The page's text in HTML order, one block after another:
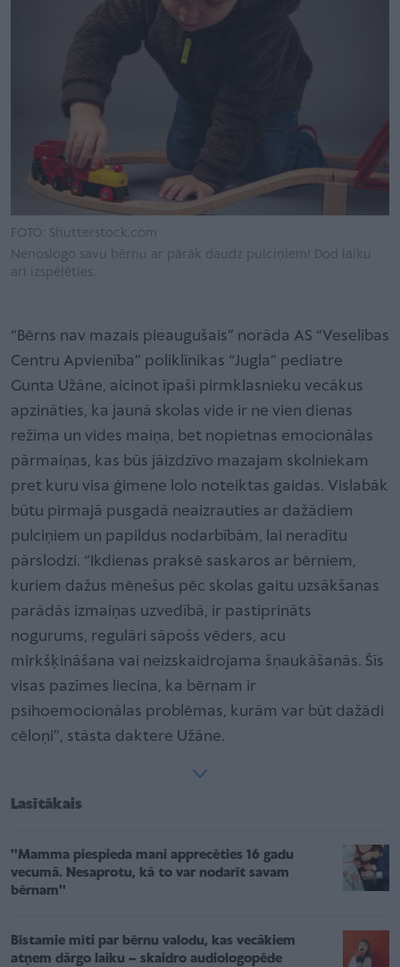
FOTO: Shutterstock.com
Nenoslogo savu bērnu ar pārāk daudz pulciņiem! Dod laiku
arī izspēlēties.
“Bērns nav mazais pieaugušais” norāda AS “Veselības
Centru Apvienība” poliklīnikas “Jugla” pediatre
Gunta Užāne, aicinot īpaši pirmklasnieku vecākus
apzināties, ka jaunā skolas vide ir ne vien dienas
režīma un vides maiņa, bet nopietnas emocionālas
pārmaiņas, kas būs jāizdzīvo mazajam skolniekam
pret kuru visa ģimene lolo noteiktas gaidas. Vislabāk
būtu pirmajā pusgadā neaizrauties ar dažādiem
pulciņiem un papildus nodarbībām, lai neradītu
pārslodzi. “Ikdienas praksē saskaros ar bērniem,
kuriem dažus mēnešus pēc skolas gaitu uzsākšanas
parādās izmaiņas uzvedībā, ir pastiprināts
nogurums, regulāri sāpošs vēders, acu
mirkšķināšana vai neizskaidrojama šņaukāšanās. Šīs
visas pazīmes liecina, ka bērnam ir
psihoemocionālas problēmas, kurām var būt dažādi
cēloņi”, stāsta daktere Užāne.
Lasītākais
''Mamma piespieda mani apprecēties 16 gadu
vecumā. Nesaprotu, kā to var nodarīt savam
bērnam''
Bīstamie mīti par bērnu valodu, kas vecākiem
atņem dārgo laiku – skaidro audiologopēde